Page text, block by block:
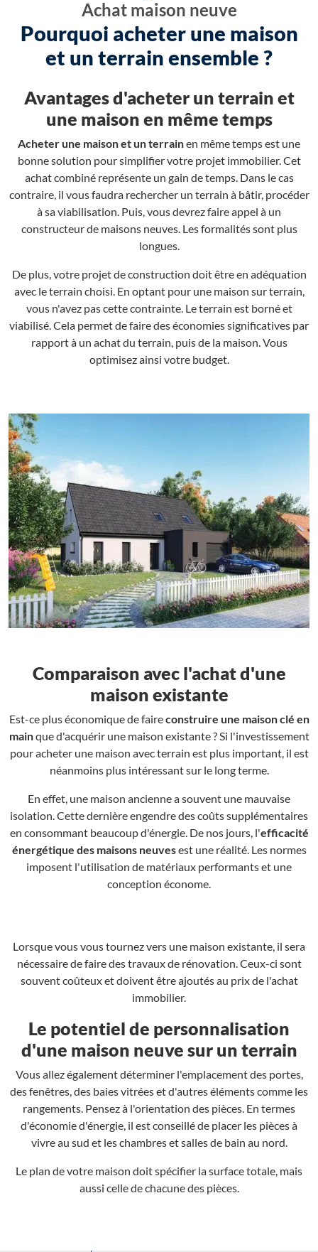
Achat maison neuve
Pourquoi acheter une maison
et un terrain ensemble ?
Avantages d'acheter un terrain et
une maison en même temps
Acheter une maison et un terrainen même temps est une
bonne solution pour simplifier votre projet immobilier. Cet
achat combiné représente un gain de temps. Dans le cas
contraire, il vous faudra rechercher un terrain à bâtir, procéder
à sa viabilisation. Puis, vous devrez faire appel à un
constructeur de maisons neuves. Les formalités sont plus
longues.
De plus, votre projet de construction doit être en adéquation
avec le terrain choisi. En optant pour une maison sur terrain,
vous n'avez pas cette contrainte. Le terrain est borné et
viabilisé. Cela permet de faire des économies significatives par
rapport à un achat du terrain, puis de la maison. Vous
optimisez ainsi votre budget.
Comparaison avec l'achat d'une
maison existante
Est-ce plus économique de faireconstruire une maison clé en
mainque d'acquérir une maison existante ? Si l'investissement
pour acheter une maison avec terrain est plus important, il est
néanmoins plus intéressant sur le long terme.
En effet, une maison ancienne a souvent une mauvaise
isolation. Cette dernière engendre des coûts supplémentaires
en consommant beaucoup d'énergie. De nos jours, l'efficacité
énergétique des maisons neuvesest une réalité. Les normes
imposent l'utilisation de matériaux performants et une
conception économe.
Lorsque vous vous tournez vers une maison existante, il sera
nécessaire de faire des travaux de rénovation. Ceux-ci sont
souvent coûteux et doivent être ajoutés au prix de l'achat
immobilier.
Le potentiel de personnalisation
d'une maison neuve sur un terrain
Vous allez également déterminer l'emplacement des portes,
des fenêtres, des baies vitrées et d'autres éléments comme les
rangements. Pensez à l'orientation des pièces. En termes
d'économie d'énergie, il est conseillé de placer les pièces à
vivre au sud et les chambres et salles de bain au nord.
Le plan de votre maison doit spécifier la surface totale, mais
aussi celle de chacune des pièces.